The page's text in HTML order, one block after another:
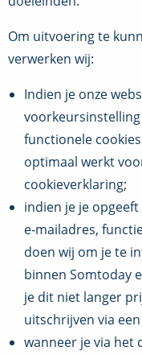
Om uitvoering te
verwerken wij:
Indien je onze
functionele
optimaal werkt
cookieverklaring;
indien je je
e-mailadres,
doen wij om je te
binnen Somtoday
je dit niet langer
uitschrijven via
wanneer je via het